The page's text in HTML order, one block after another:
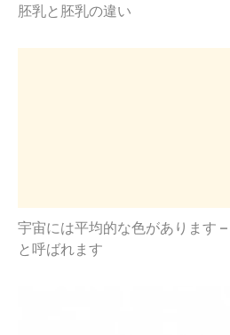
胚乳と胚乳の違い
宇宙には平均的な色があります
と呼ばれます